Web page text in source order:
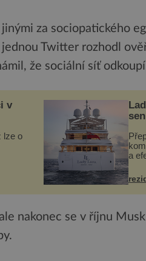
za sociopatického
Twitter rozhodl
že sociální síť
v
lze o
sen
a
nakonec se v říjnu